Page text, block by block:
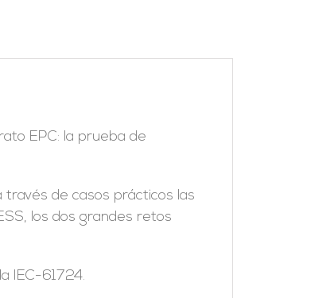
EPC: la prueba de
través de casos prácticos las
los dos grandes retos
IEC-61724.